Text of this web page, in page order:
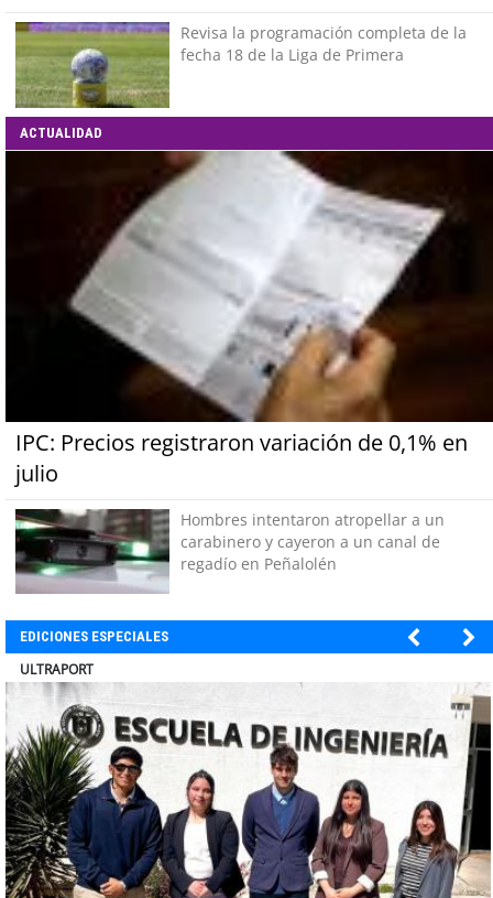
Revisa la programación completa de la
fecha 18 de la Liga de Primera
ACTUALIDAD
IPC: Precios registraron variación de 0,1% en
julio
Hombres intentaron atropellar a un
carabinero y cayeron a un canal de
regadío en Peñalolén
EDICIONES ESPECIALES
BANCO DE CHILE